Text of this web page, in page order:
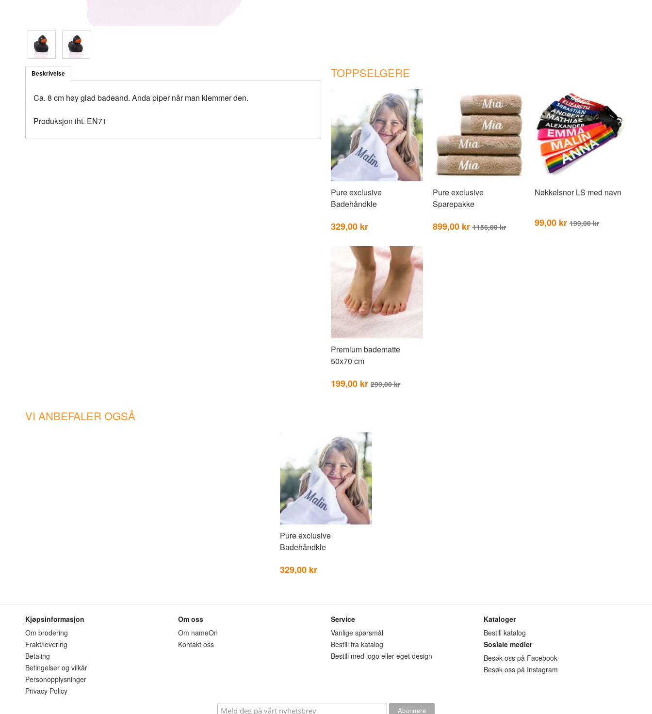
Beskrivelse
Ca. 8 cm høy glad badeand. Anda piper når man klemmer den.
Produksjon iht. EN71
TOPPSELGERE
Pure exclusive
Badehåndkle
329,00 kr
Pure exclusive
Sparepakke
899,00 kr 1156,00 kr
Nøkkelsnor LS med navn
99,00 kr 199,00 kr
Premium badematte
50x70 cm
199,00 kr 299,00 kr
VI ANBEFALER OGSÅ
Pure exclusive
Badehåndkle
329,00 kr
Kjøpsinformasjon
Om brodering
Frakt/levering
Betaling
Betingelser og vilkår
Personopplysninger
Privacy Policy
Om oss
Om nameOn
Kontakt oss
Service
Vanlige spørsmål
Bestill fra katalog
Bestill med logo eller eget design
Kataloger
Bestill katalog
Sosiale medier
Besøk oss på Facebook
Besøk oss på Instagram